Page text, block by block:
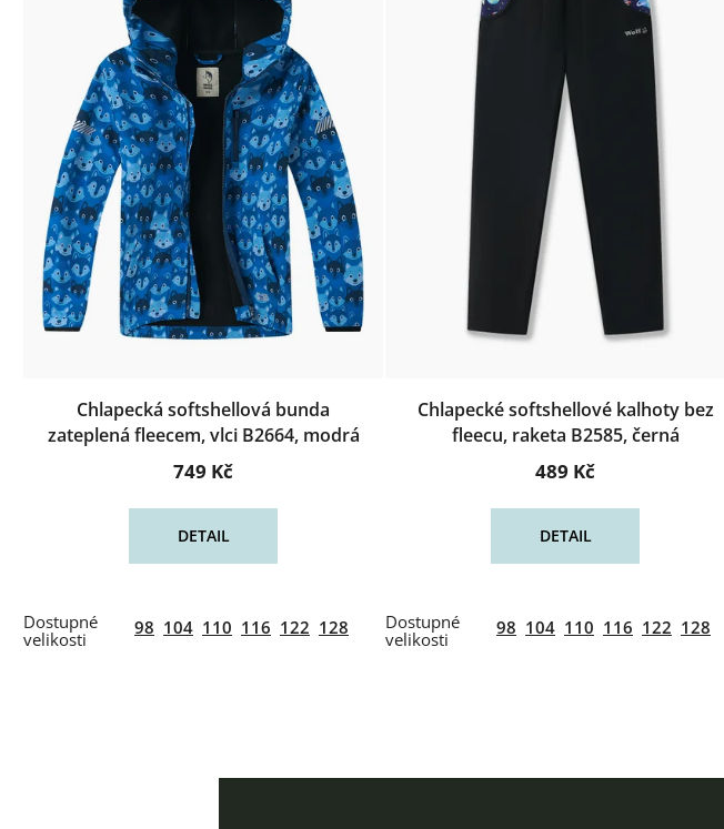
Chlapecká softshellová bunda
zateplená fleecem, vlci B2664, modrá
749 Kč
DETAIL
98 104 110 116 122 128
Chlapecké softshellové kalhoty bez
fleecu, raketa B2585, černá
489 Kč
DETAIL
98 104 110 116 122 128